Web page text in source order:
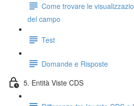
Come trovare le
del campo
Test
Domande e Risposte
5. Entità Viste CDS